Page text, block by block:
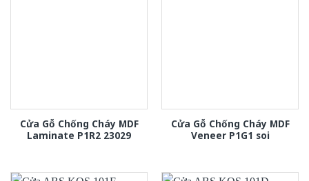
Cửa Gỗ Chống Cháy MDF
Laminate P1R2 23029
Cửa Gỗ Chống Cháy MDF
Veneer P1G1 soi